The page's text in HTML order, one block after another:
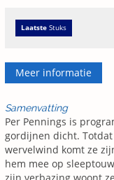
Laatste Stuks
Meer informatie
Samenvatting
Per Pennings is
gordijnen dicht.
wervelwind komt ze
hem mee op